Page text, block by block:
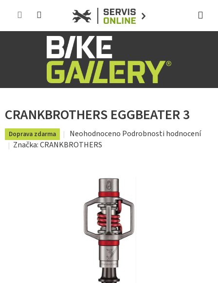
CRANKBROTHERS EGGBEATER 3
Doprava zdarma
Průměrné
hodnocení
produktu
hvězdiček.
Neohodnoceno Podrobnosti hodnocení
Značka:CRANKBROTHERS